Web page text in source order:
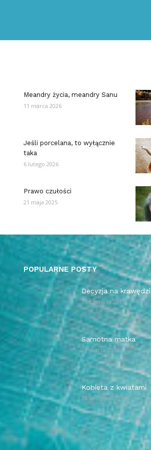
Meandry życia, meandry Sanu
11 marca 2026
Jeśli porcelana, to wyłącznie
taka
6 lutego 2026
Prawo czułości
21 maja 2025
POPULARNE POSTY
Decyzja na krawędzi
15 czerwca 2015
Samotna matka
21 marca 2014
Kobieta z kwiatami
28 września 2014